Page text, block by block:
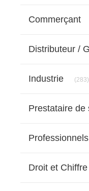
Commerçant
Distributeur /
Industrie (283)
Prestataire de
Droit et Chiffre